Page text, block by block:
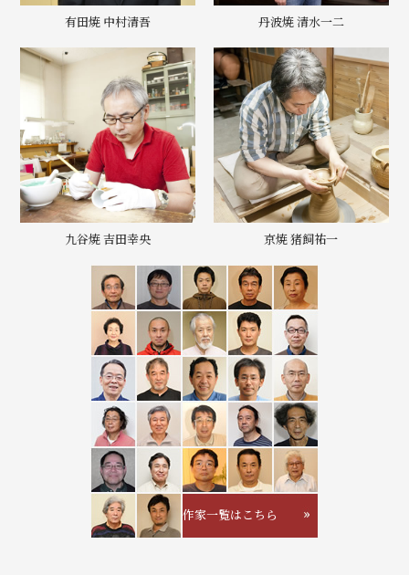
有田焼 中村清吾 丹波焼 清水一二
九谷焼 吉田幸央 京焼 猪飼祐一
作家一覧はこちら